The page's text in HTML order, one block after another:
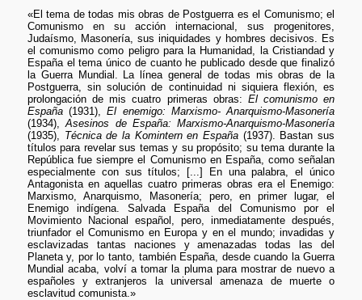
«El tema de todas mis obras de Postguerra es el Comunismo; el
Comunismo en su acción internacional, sus progenitores,
Judaísmo, Masonería, sus iniquidades y hombres decisivos. Es
el comunismo como peligro para la Humanidad, la Cristiandad y
España el tema único de cuanto he publicado desde que finalizó
la Guerra Mundial. La línea general de todas mis obras de la
Postguerra, sin solución de continuidad ni siquiera flexión, es
prolongación de mis cuatro primeras obras: El comunismo en
España(1931),El enemigo: Marxismo- Anarquismo-Masonería
(1934),Asesinos de España: Marxismo-Anarquismo-Masonería
(1935), Técnica de la Komintern en España (1937). Bastan sus
títulos para revelar sus temas y su propósito; su tema durante la
República fue siempre el Comunismo en España, como señalan
especialmente con sus títulos; [...] En una palabra, el único
Antagonista en aquellas cuatro primeras obras era el Enemigo:
Marxismo, Anarquismo, Masonería; pero, en primer lugar, el
Enemigo indígena. Salvada España del Comunismo por el
Movimiento Nacional español, pero, inmediatamente después,
triunfador el Comunismo en Europa y en el mundo; invadidas y
esclavizadas tantas naciones y amenazadas todas las del
Planeta y, por lo tanto, también España, desde cuando la Guerra
Mundial acaba, volví a tomar la pluma para mostrar de nuevo a
españoles y extranjeros la universal amenaza de muerte o
esclavitud comunista.»